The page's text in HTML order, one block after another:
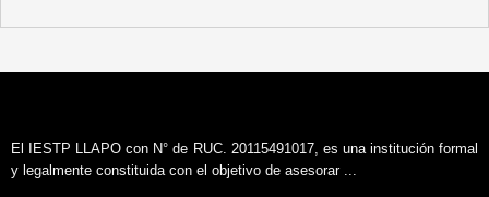
El IESTP LLAPO con N° de RUC. 20115491017, es una institución formal
y legalmente constituida con el objetivo de asesorar ...